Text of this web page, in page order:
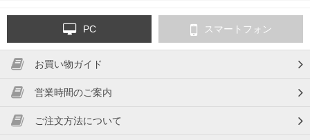
PC スマートフォン
お買い物ガイド
営業時間のご案内
ご注文方法について